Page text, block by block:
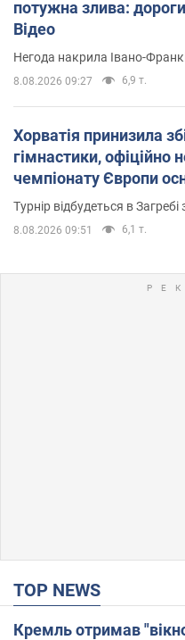
потужна злива:
Відео
Негода накрила Івано-
8.08.2026 09:27 6,9 т.
Хорватія принизила
гімнастики, офіційно
чемпіонату Європи
Турнір відбудеться в
8.08.2026 09:51 6,1 т.
TOP NEWS
Кремль отримав